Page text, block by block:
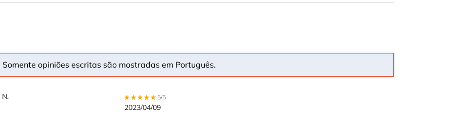
5 stars
Somente opiniões escritas são mostradas em Português.
5 out of 5 stars.
5/5
2023/04/09